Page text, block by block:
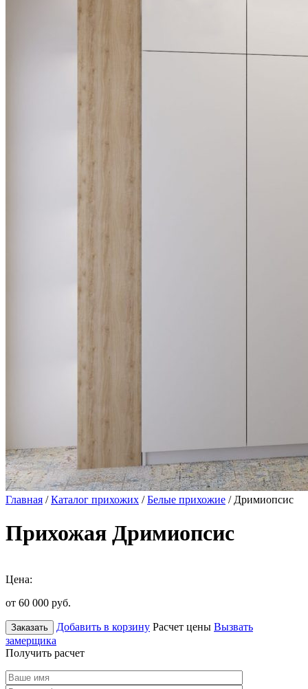
Главная /Каталог прихожих /Белые прихожие / Дримиопсис
Прихожая Дримиопсис
Цена:
от 60 000 руб.
Заказать Добавить в корзину Расчет цены Вызвать
замерщика
Получить расчет